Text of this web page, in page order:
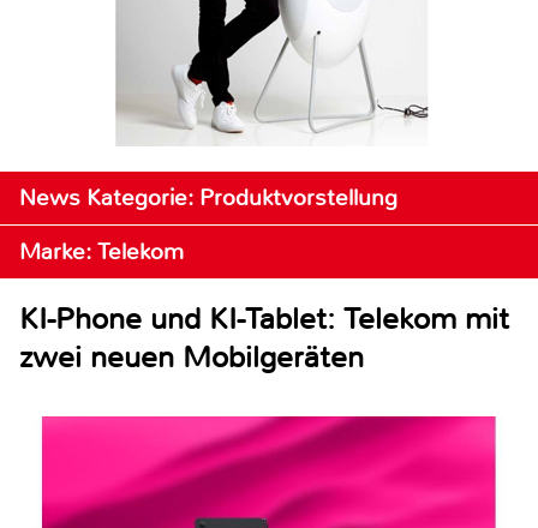
News Kategorie: Produktvorstellung
Marke: Telekom
KI-Phone und KI-Tablet: Telekom mit
zwei neuen Mobilgeräten